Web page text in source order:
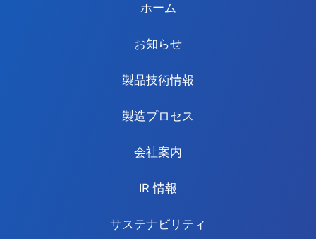
ホーム
お知らせ
製品技術情報
製造プロセス
会社案内
IR 情報
サステナビリティ